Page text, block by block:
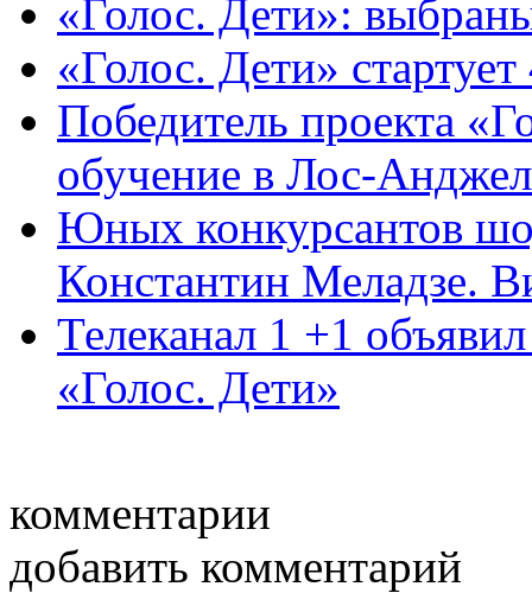
«Голос. Дети»:
«Голос. Дети»
Победитель проекта
обучение в Лос-
Юных конкурсантов
Константин Меладзе.
Телеканал 1 +1
«Голос. Дети»
комментарии
добавить комментарий